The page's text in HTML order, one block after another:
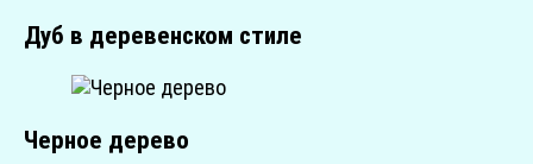
Дуб в деревенском стиле
Черное дерево